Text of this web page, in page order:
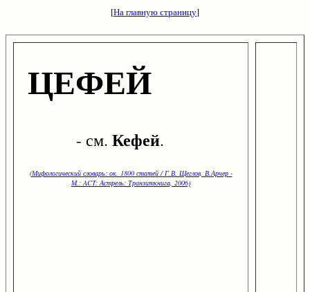
[На главную страницу]
ЦЕФЕЙ
- см. Кефей.
(Мифологический словарь: ок. 1800 статей / Г.В. Щеглов, В.Арчер -
М.: ACT: Астрель: Транзиткнига, 2006)